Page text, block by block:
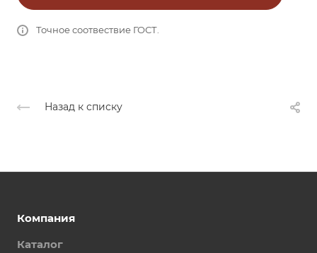
Точное соотвествие ГОСТ.
Назад к списку
Компания
Каталог